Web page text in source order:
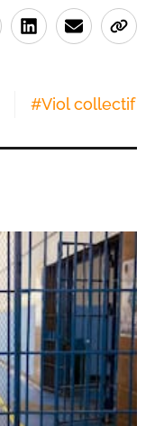
#Viol collectif